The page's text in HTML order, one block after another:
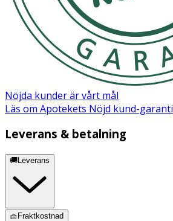
Nöjda kunder är vårt mål
Läs om Apotekets Nöjd kund-garanti
Leverans & betalning
🚚Leverans
🧺Fraktkostnad